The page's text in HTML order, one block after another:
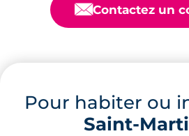
📧Contactez un
Pour habiter ou
Saint-